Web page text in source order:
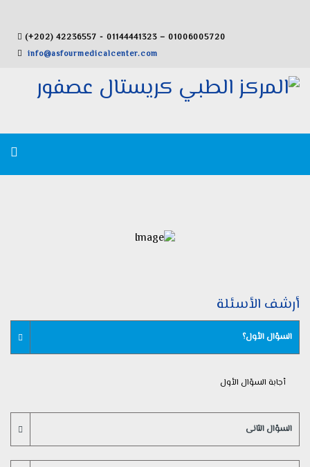
(+202) 42236557 - 01144441323 – 01006005720
info@asfourmedicalcenter.com
أرشف الأسئلة
السؤال الأول؟
أجابة السؤال الأول
السؤال الثانى